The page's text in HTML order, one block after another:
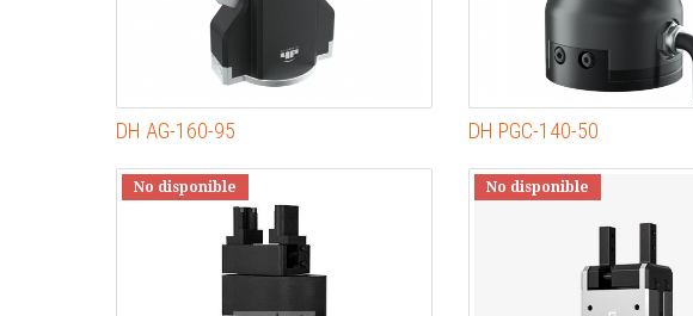
DH AG-160-95 DH PGC-140-50
No disponible No disponible